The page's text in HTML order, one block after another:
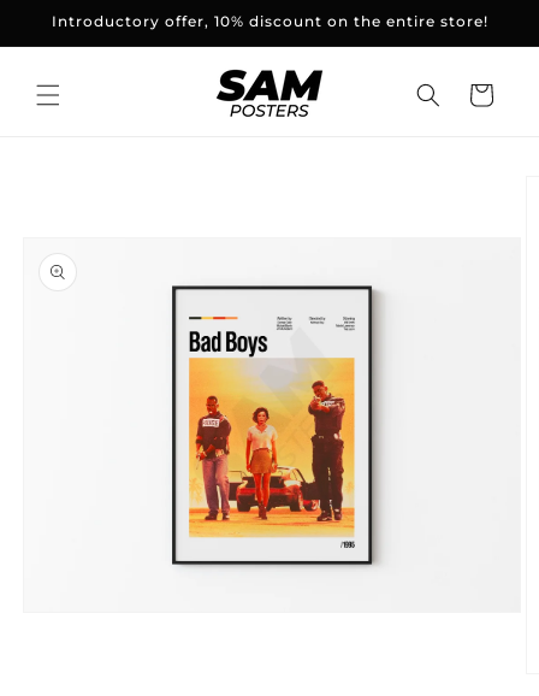
and
Introductory offer, 10% discount on the entire store!
Basket